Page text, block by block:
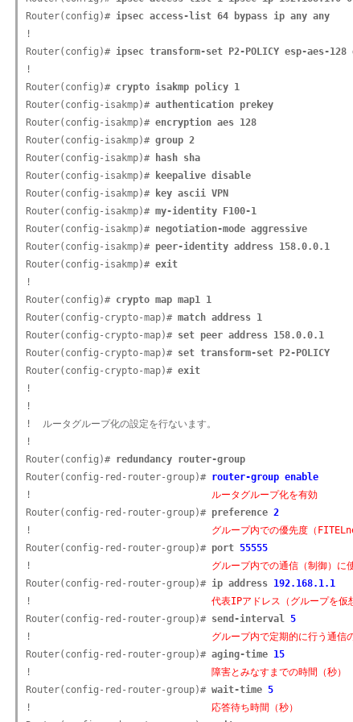
Router(config)# ipsec access-list 64 bypass ip any any
!
Router(config)# ipsec transform-set P2-POLICY esp-aes-128
!
Router(config)# crypto isakmp policy 1
Router(config-isakmp)# authentication prekey
Router(config-isakmp)# encryption aes 128
Router(config-isakmp)# group 2
Router(config-isakmp)# hash sha
Router(config-isakmp)# keepalive disable
Router(config-isakmp)# key ascii VPN
Router(config-isakmp)# my-identity F100-1
Router(config-isakmp)# negotiation-mode aggressive
Router(config-isakmp)# peer-identity address 158.0.0.1
Router(config-isakmp)# exit
!
Router(config)# crypto map map1 1
Router(config-crypto-map)# match address 1
Router(config-crypto-map)# set peer address 158.0.0.1
Router(config-crypto-map)# set transform-set P2-POLICY
Router(config-crypto-map)# exit
!
!
!  ルータグループ化の設定を行ないます。
!
Router(config)# redundancy router-group
Router(config-red-router-group)# router-group enable
! ルータグループ化を有効
Router(config-red-router-group)# preference 2
! グループ内での優先度（
Router(config-red-router-group)# port 55555
! グループ内での通信（制御）に
Router(config-red-router-group)# ip address 192.168.1.1
! 代表IPアドレス（グループを仮
Router(config-red-router-group)# send-interval 5
! グループ内で定期的に行う通信
Router(config-red-router-group)# aging-time 15
! 障害とみなすまでの時間（秒）
Router(config-red-router-group)# wait-time 5
! 応答待ち時間（秒）